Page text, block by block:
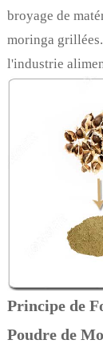
broyage de
moringa
l'industrie
Principe de
Poudre de